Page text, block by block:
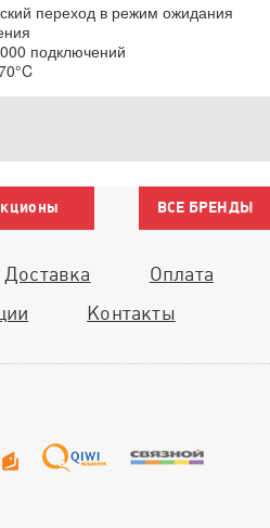
переход в режим ожидания
подключений
ВСЕ БРЕНДЫ
Доставка
Оплата
Контакты